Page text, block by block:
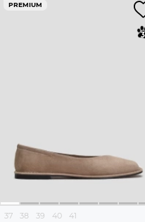
PREMIUM
37 38 39 40 41